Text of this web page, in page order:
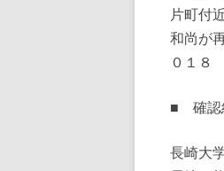
片町付
和尚が
０１８
■ 確認
長崎大